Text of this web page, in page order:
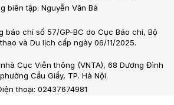
biên tập: Nguyễn Văn Bá
báo chí số 57/GP-BC do Cục Báo chí, Bộ
và Du lịch cấp ngày 06/11/2025.
Cục Viễn thông (VNTA), 68 Dương Đình
Cầu Giấy, TP. Hà Nội.
thoại: 02437674981